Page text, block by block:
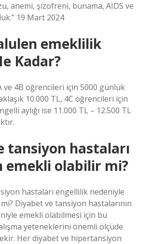
anemi, şizofreni, bunama, AIDS ve
19 Mart 2024
emeklilik
Kadar?
ve 4B öğrencileri için 5000 günlük
10.000 TL, 4C öğrencileri için
aylığı ise 11.000 TL – 12.500 TL
tansiyon hastaları
emekli olabilir mi?
hastaları engellilik nedeniyle
Diyabet ve tansiyon hastalarının
emekli olabilmesi için bu
yeteneklerini önemli ölçüde
Her diyabet ve hipertansiyon